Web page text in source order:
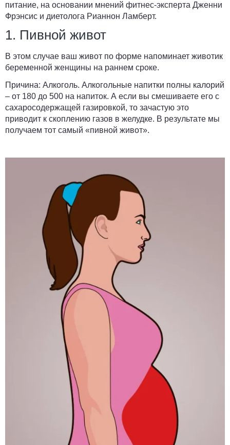
питание, на основании мнений фитнес-эксперта Дженни
Фрэнсис и диетолога Рианнон Ламберт.
1. Пивной живот
В этом случае ваш живот по форме напоминает животик
беременной женщины на раннем сроке.
Причина: Алкоголь. Алкогольные напитки полны калорий
– от 180 до 500 на напиток. А если вы смешиваете его с
сахаросодержащей газировкой, то зачастую это
приводит к скоплению газов в желудке. В результате мы
получаем тот самый «пивной живот».